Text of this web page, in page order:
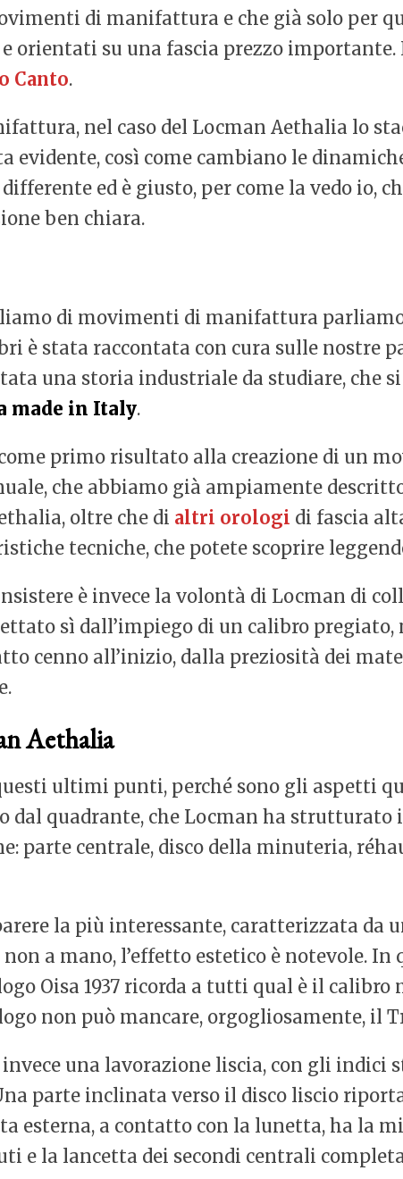
di manifattura e che già solo per
orientati su una fascia prezzo
Canto.
nel caso del Locman Aethalia lo
evidente, così come cambiano le
ed è giusto, per come la vedo io,
ben chiara.
di movimenti di manifattura
è stata raccontata con cura sulle nostre
una storia industriale da studiare, che
made in Italy.
primo risultato alla creazione di un
che abbiamo già ampiamente
oltre che di altri orologi di fascia
tecniche, che potete scoprire
è invece la volontà di Locman di
sì dall’impiego di un calibro
cenno all’inizio, dalla preziosità dei
Aethalia
ultimi punti, perché sono gli aspetti
dal quadrante, che Locman ha
parte centrale, disco della minuteria,
la più interessante, caratterizzata da
a mano, l’effetto estetico è notevole. In
Oisa 1937 ricorda a tutti qual è il calibro
non può mancare, orgogliosamente, il
una lavorazione liscia, con gli indici
parte inclinata verso il disco liscio
esterna, a contatto con la lunetta, ha la
e la lancetta dei secondi centrali